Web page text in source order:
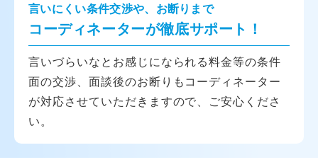
言いにくい条件交渉や、お断りまで
コーディネーターが徹底サポート！
言いづらいなとお感じになられる料金等の条件
面の交渉、面談後のお断りもコーディネーター
が対応させていただきますので、ご安心くださ
い。